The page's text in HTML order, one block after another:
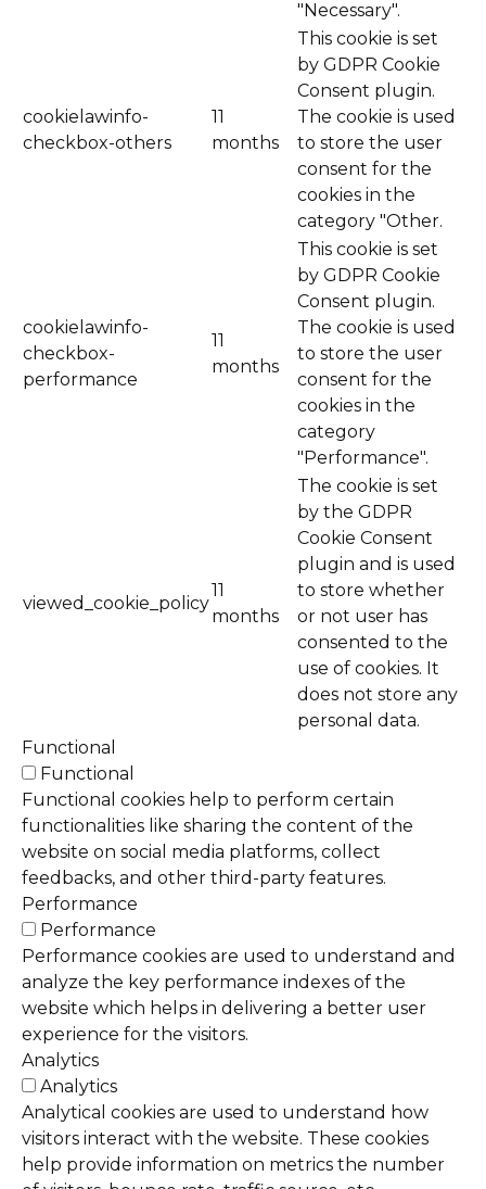
"Necessary".
cookielawinfo-
checkbox-others
11
months
This cookie is set
by GDPR Cookie
Consent plugin.
The cookie is used
to store the user
consent for the
cookies in the
category "Other.
cookielawinfo-
checkbox-
performance
11
months
This cookie is set
by GDPR Cookie
Consent plugin.
The cookie is used
to store the user
consent for the
cookies in the
category
"Performance".
viewed_cookie_policy
11
months
The cookie is set
by the GDPR
Cookie Consent
plugin and is used
to store whether
or not user has
consented to the
use of cookies. It
does not store any
personal data.
Functional
Functional
Functional cookies help to perform certain
functionalities like sharing the content of the
website on social media platforms, collect
feedbacks, and other third-party features.
Performance
Performance
Performance cookies are used to understand and
analyze the key performance indexes of the
website which helps in delivering a better user
experience for the visitors.
Analytics
Analytics
Analytical cookies are used to understand how
visitors interact with the website. These cookies
help provide information on metrics the number